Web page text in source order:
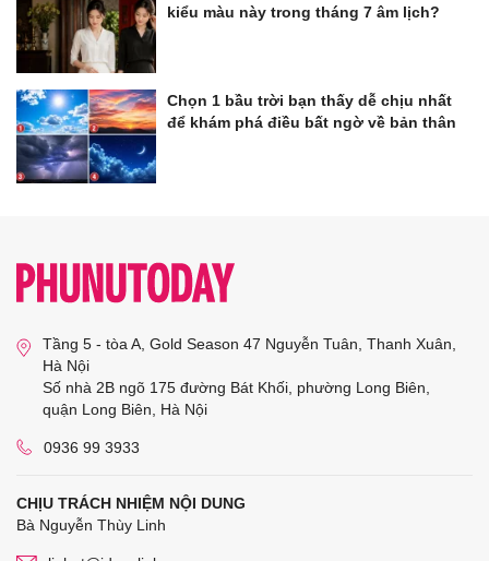
kiểu màu này trong tháng 7 âm lịch?
Chọn 1 bầu trời bạn thấy dễ chịu nhất
để khám phá điều bất ngờ về bản thân
Tầng 5 - tòa A, Gold Season 47 Nguyễn Tuân, Thanh Xuân,
Hà Nội
Số nhà 2B ngõ 175 đường Bát Khối, phường Long Biên,
quận Long Biên, Hà Nội
0936 99 3933
CHỊU TRÁCH NHIỆM NỘI DUNG
Bà Nguyễn Thùy Linh